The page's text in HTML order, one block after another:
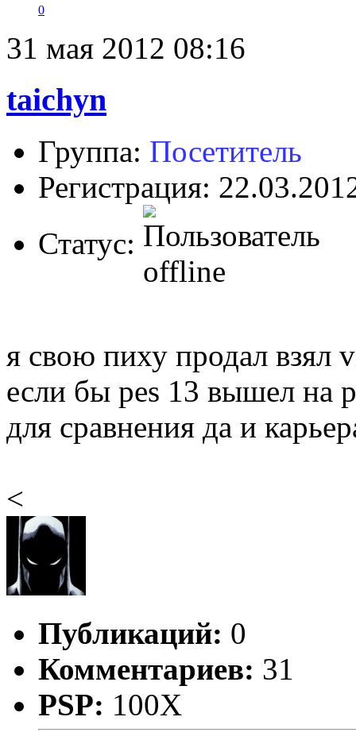
0
31 мая 2012 08:16
taichyn
Группа: Посетитель
Регистрация:
Статус:
я свою пиху продал взял
если бы pes 13 вышел на
для сравнения да и
<
Публикаций: 0
Комментариев: 31
PSP: 100X